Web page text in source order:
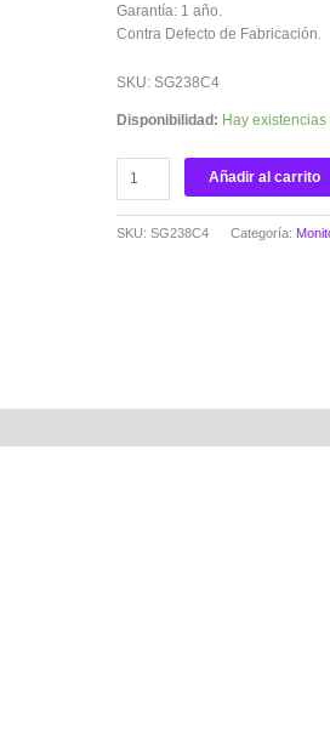
Garantía: 1 año.
Contra Defecto de Fabricación.
SKU: SG238C4
Disponibilidad: Hay existencias
Añadir al carrito
SKU: SG238C4 Categoría: